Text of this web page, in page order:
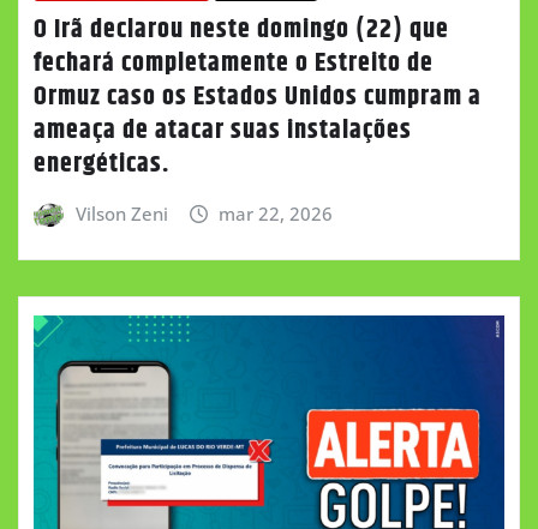
O Irã declarou neste domingo (22) que
fechará completamente o Estreito de
Ormuz caso os Estados Unidos cumpram a
ameaça de atacar suas instalações
energéticas.
Vilson Zeni mar 22, 2026